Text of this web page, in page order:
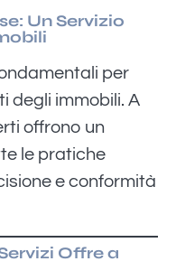
Un Servizio
per
degli immobili. A
offrono un
le pratiche
e conformità
Offre a